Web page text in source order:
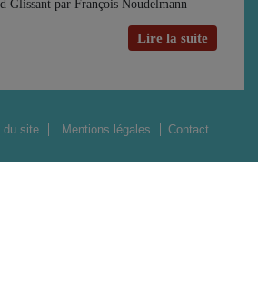
Glissant par François Noudelmann
Lire la suite
du site Mentions légales Contact